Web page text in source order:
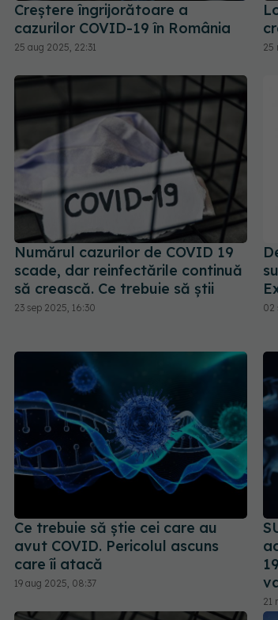
Creștere îngrijorătoare a
cazurilor COVID-19 în România
25 aug 2025, 22:31 25
Numărul cazurilor de COVID 19
scade, dar reinfectările continuă
să crească. Ce trebuie să știi
23 sep 2025, 16:30 02
Ce trebuie să știe cei care au
avut COVID. Pericolul ascuns
care îi atacă
19 aug 2025, 08:37
21